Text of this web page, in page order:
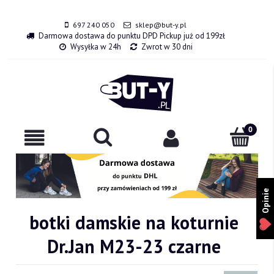
697 240 050 sklep@but-y.pl
Darmowa dostawa do punktu DPD Pickup już od 199zł
Wysyłka w 24h
Zwrot w 30 dni
botki damskie na koturnie
Dr.Jan M23-23 czarne
Opinie